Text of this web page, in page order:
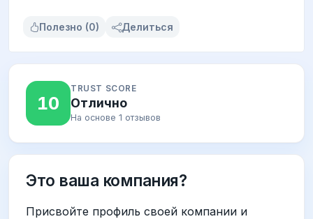
Полезно (0) Делиться
10
TRUST SCORE
Отлично
На основе 1 отзывов
Это ваша компания?
Присвойте профиль своей компании и